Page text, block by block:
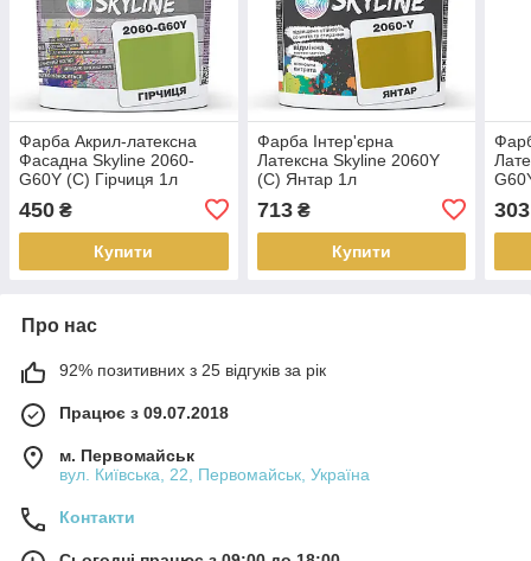
Фарба Акрил-латексна
Фасадна Skyline 2060-
G60Y (C) Гірчиця 1л
450 ₴
Купити
Фарба Інтер'єрна
Латексна Skyline 2060Y
(C) Янтар 1л
713₴
Купити
303
Про нас
92% позитивних з 25 відгуків за рік
Працює з 09.07.2018
м. Первомайськ
вул. Київська, 22, Первомайськ, Україна
Контакти